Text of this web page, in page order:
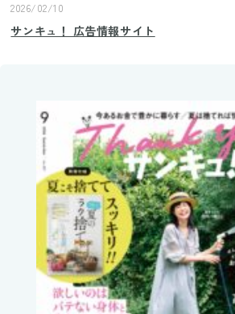
2026/02/10
サンキュ！ 広告情報サイト